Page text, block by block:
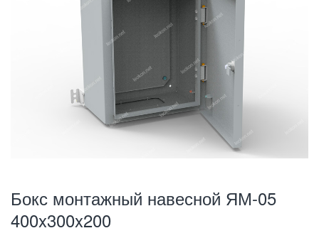
Бокс монтажный навесной ЯМ-05
400x300x200